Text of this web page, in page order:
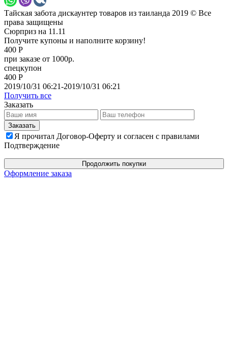
Тайская забота дискаунтер товаров из таиланда 2019 © Все
права защищены
Сюрприз на 11.11
Получите купоны и наполните корзину!
400 Р
при заказе от 1000р.
спецкупон
400 Р
2019/10/31 06:21-2019/10/31 06:21
Получить все
Заказать
Я прочитал Договор-Оферту и согласен с правилами
Подтверждение
Продолжить покупки
Оформление заказа